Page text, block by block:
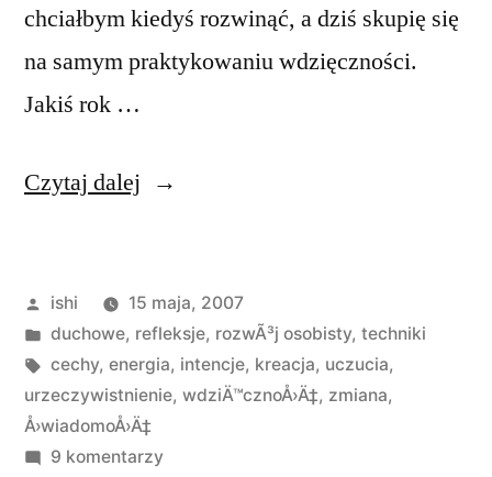
chciałbym kiedyś rozwinąć, a dziś skupię się
na samym praktykowaniu wdzięczności.
Jakiś rok …
Czytaj dalej „Siła
Opublikowane
przez
ishi
15 maja, 2007
Opublikowano
w
duchowe, refleksje, rozwÃ³j osobisty, techniki
Tagi:
cechy, energia, intencje, kreacja, uczucia,
urzeczywistnienie, wdziÄ™cznoÅ›Ä‡, zmiana,
Å›wiadomoÅ›Ä‡
9 komentarzydo